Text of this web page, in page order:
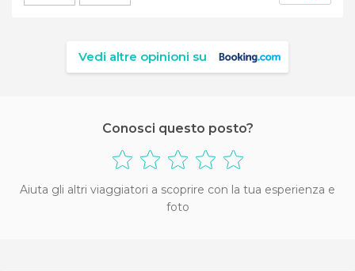
Vedi altre opinioni su
Conosci questo posto?
Aiuta gli altri viaggiatori a scoprire con la tua esperienza e
foto